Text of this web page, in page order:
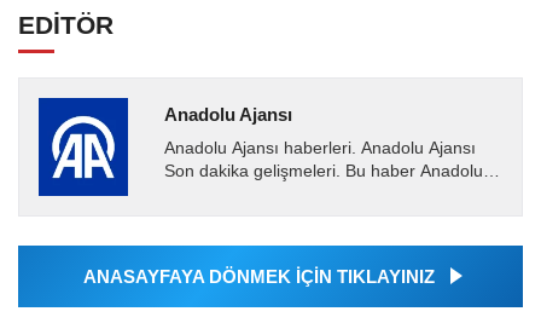
EDİTÖR
Anadolu Ajansı
Anadolu Ajansı haberleri. Anadolu Ajansı
Son dakika gelişmeleri. Bu haber Anadolu
Ajansı tarafından...
ANASAYFAYA DÖNMEK İÇİN TIKLAYINIZ